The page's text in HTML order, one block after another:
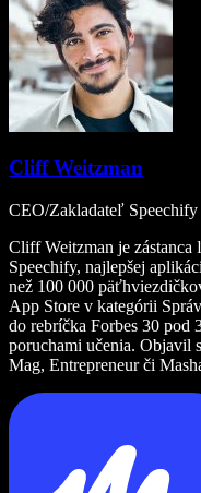
Cliff Weitzman
CEO/Zakladateľ Speechify
Cliff Weitzman je
Speechify, najlepšej
než 100 000
App Store v kategórii
do rebríčka Forbes 30 pod
poruchami učenia. Objavil
Mag, Entrepreneur či